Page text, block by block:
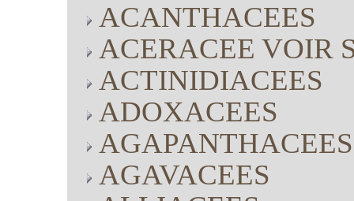
ACANTHACEES
ACERACEE VOIR
ACTINIDIACEES
ADOXACEES
AGAPANTHACEES
AGAVACEES